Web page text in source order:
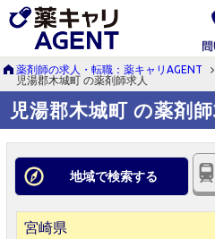
薬剤師の求人・転職：薬キャリAGENT
児湯郡木城町 の薬剤師求人
児湯郡木城町 の薬剤師
地域で検索する